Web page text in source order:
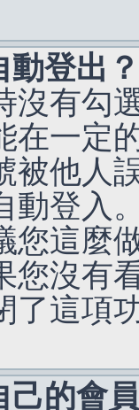
動登出？
沒有勾
在一定
被他人
動登入
您這麼
您沒有
了這項
己的會